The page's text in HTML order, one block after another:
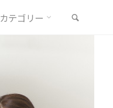
カテゴリー